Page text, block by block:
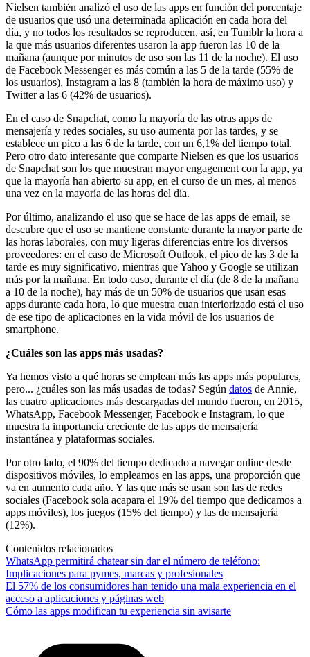
Nielsen también analizó el uso de las apps en función del porcentaje
de usuarios que usó una determinada aplicación en cada hora del
día, y no todos los resultados se reproducen, así, en Tumblr la hora a
la que más usuarios diferentes usaron la app fueron las 10 de la
mañana (aunque por minutos de uso son las 11 de la noche). El uso
de Facebook Messenger es más común a las 5 de la tarde (55% de
los usuarios), Instagram a las 8 (también la hora de máximo uso) y
Twitter a las 6 (42% de usuarios).
En el caso de Snapchat, como la mayoría de las otras apps de
mensajería y redes sociales, su uso aumenta por las tardes, y se
establece un pico a las 6 de la tarde, con un 6,1% del tiempo total.
Pero otro dato interesante que comparte Nielsen es que los usuarios
de Snapchat son los que muestran mayor engagement con la app, ya
que la mayoría han abierto su app, en el curso de un mes, al menos
una vez en la mayoría de las horas del día.
Por último, analizando el uso que se hace de las apps de email, se
descubre que el uso se mantiene constante durante la mayor parte de
las horas laborales, con muy ligeras diferencias entre los diversos
proveedores: en el caso de Microsoft Outlook, el pico de las 3 de la
tarde es muy significativo, mientras que Yahoo y Google se utilizan
más por la mañana. En todo caso, durante el día (de 8 de la mañana
a 10 de la noche), hay más de un 50% de usuarios que usan esas
apps durante cada hora, lo que muestra cuan interiorizado está el uso
de ese tipo de aplicaciones en la vida móvil de los usuarios de
smartphone.
¿Cuáles son las apps más usadas?
Ya hemos visto a qué horas se emplean más las apps más populares,
pero... ¿cuáles son las más usadas de todas? Según datos de Annie,
las cuatro aplicaciones más descargadas del mundo fueron, en 2015,
WhatsApp, Facebook Messenger, Facebook e Instagram, lo que
muestra la importancia creciente de las apps de mensajería
instantánea y plataformas sociales.
Por otro lado, el 90% del tiempo dedicado a navegar online desde
dispositivos móviles, lo empleamos en las apps, una proporción que
va en aumento cada año. Y las que más se usan son las de redes
sociales (Facebook sola acapara el 19% del tiempo que dedicamos a
apps móviles), los juegos (15% del tiempo) y las de mensajería
(12%).
Contenidos relacionados
WhatsApp permitirá chatear sin dar el número de teléfono:
Implicaciones para pymes, marcas y profesionales
El 57% de los consumidores han tenido una mala experiencia en el
acceso a aplicaciones y páginas web
Cómo las apps modifican tu experiencia sin avisarte